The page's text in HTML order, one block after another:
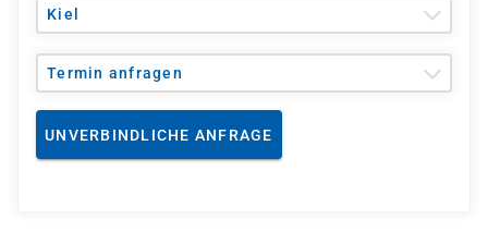
Kiel
Termin anfragen
UNVERBINDLICHE ANFRAGE